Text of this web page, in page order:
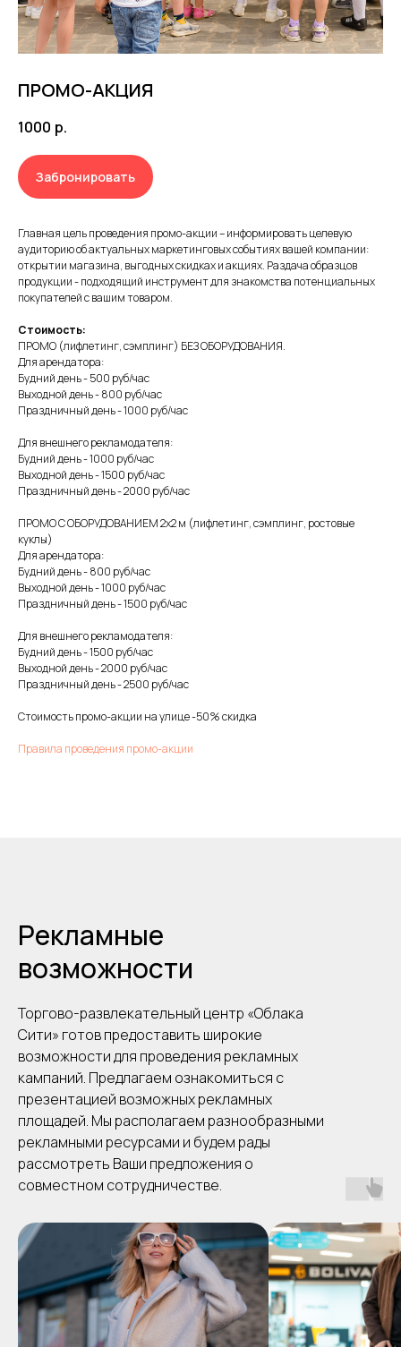
ПРОМО-АКЦИЯ
1000 р.
Забронировать
Главная цель проведения промо-акции – информировать целевую
аудиторию об актуальных маркетинговых событиях вашей компании:
открытии магазина, выгодных скидках и акциях. Раздача образцов
продукции - подходящий инструмент для знакомства потенциальных
покупателей с вашим товаром.
Стоимость:
ПРОМО (лифлетинг, сэмплинг) БЕЗ ОБОРУДОВАНИЯ.
Для арендатора:
Будний день - 500 руб/час
Выходной день - 800 руб/час
Праздничный день - 1000 руб/час
Для внешнего рекламодателя:
Будний день - 1000 руб/час
Выходной день - 1500 руб/час
Праздничный день - 2000 руб/час
ПРОМО С ОБОРУДОВАНИЕМ 2х2 м (лифлетинг, сэмплинг, ростовые
куклы)
Для арендатора:
Будний день - 800 руб/час
Выходной день - 1000 руб/час
Праздничный день - 1500 руб/час
Для внешнего рекламодателя:
Будний день - 1500 руб/час
Выходной день - 2000 руб/час
Праздничный день - 2500 руб/час
Стоимость промо-акции на улице -50% скидка
Правила проведения промо-акции
Рекламные
возможности
Торгово-развлекательный центр «Облака
Сити» готов предоставить широкие
возможности для проведения рекламных
кампаний. Предлагаем ознакомиться с
презентацией возможных рекламных
площадей. Мы располагаем разнообразными
рекламными ресурсами и будем рады
рассмотреть Ваши предложения о
совместном сотрудничестве.